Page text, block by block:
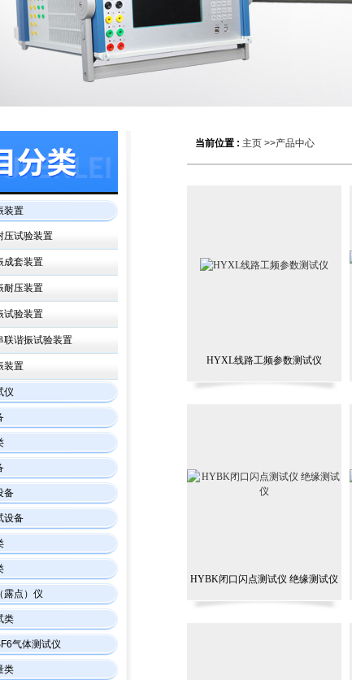
当前位置 : 主页 >>产品中心
HYXL线路工频参数测试仪
HYBK闭口闪点测试仪 绝缘测试仪
装置
压试验装置
成套装置
耐压装置
试验装置
联谐振试验装置
装置
仪
备
设备
露点）仪
类
气体测试仪
类